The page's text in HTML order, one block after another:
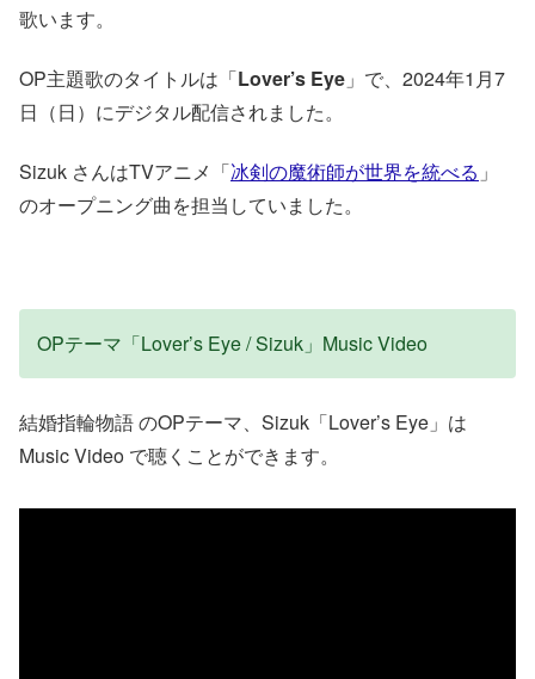
歌います。
OP主題歌のタイトルは「Lover’s Eye 」で、2024年1月7
日（日）にデジタル配信されました。
Sizuk さんはTVアニメ「冰剣の魔術師が世界を統べる 」
のオープニング曲を担当していました。
OPテーマ「Lover’s Eye / Sizuk」Music Video
結婚指輪物語 のOPテーマ、Sizuk「Lover’s Eye」は
Music Video で聴くことができます。